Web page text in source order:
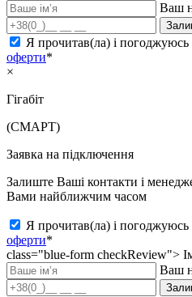
Ваш
Я прочитав(ла) і
оферти*
×
Гігабіт
(СМАРТ)
Заявка на підключення
Залиште Ваші контакти і
Вами найближчим часом
Я прочитав(ла) і
оферти*
class="blue-form checkReview">
Ваш